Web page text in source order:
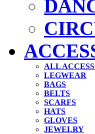
ALL
LEGWEAR
BAGS
BELTS
SCARFS
HATS
GLOVES
JEWELRY